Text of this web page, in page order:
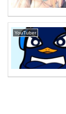
YouTuber